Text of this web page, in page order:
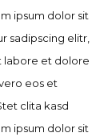
ipsum dolor sit
sadipscing elitr,
labore et dolore
eos et
clita kasd
ipsum dolor sit